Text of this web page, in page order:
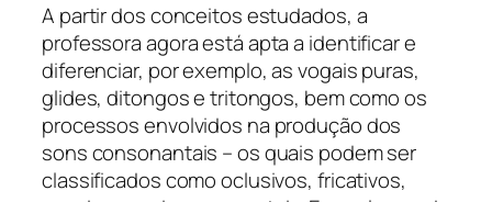
A partir dos conceitos estudados, a
professora agora está apta a identificar e
diferenciar, por exemplo, as vogais puras,
glides, ditongos e tritongos, bem como os
processos envolvidos na produção dos
sons consonantais – os quais podem ser
classificados como oclusivos, fricativos,